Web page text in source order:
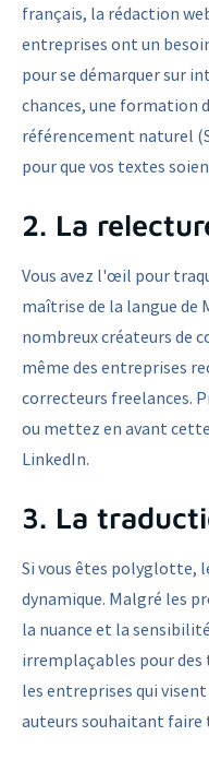
français, la rédaction
entreprises ont un
pour se démarquer sur
chances, une formation
référencement naturel
pour que vos textes
2. La
Vous avez l'œil pour
maîtrise de la langue de
nombreux créateurs de
même des entreprises
correcteurs freelances.
ou mettez en avant
LinkedIn.
3. La
Si vous êtes polyglotte,
dynamique. Malgré les
la nuance et la
irremplaçables pour
les entreprises qui
auteurs souhaitant faire